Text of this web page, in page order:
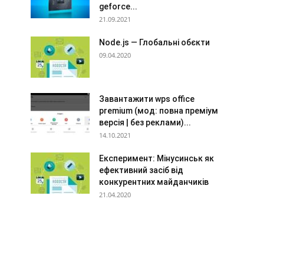
geforce...
21.09.2021
Node.js — Глобальні обєкти
09.04.2020
Завантажити wps office
premium (мод: повна преміум
версія | без реклами)...
14.10.2021
Експеримент: Мінусинськ як
ефективний засіб від
конкурентних майданчиків
21.04.2020